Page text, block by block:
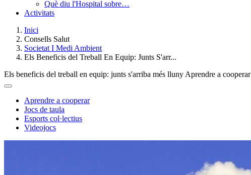
Què diu l'Hospital sobre…
Activitats
Breadcrumb
Inici
Consells Salut
Societat I Medi Ambient
Els Beneficis del Treball En Equip: Junts S'arr...
Els beneficis del treball en equip: junts s'arriba més lluny Aprendre a cooperar
Aprendre a cooperar
Jocs de taula
Esports col·lectius
Videojocs